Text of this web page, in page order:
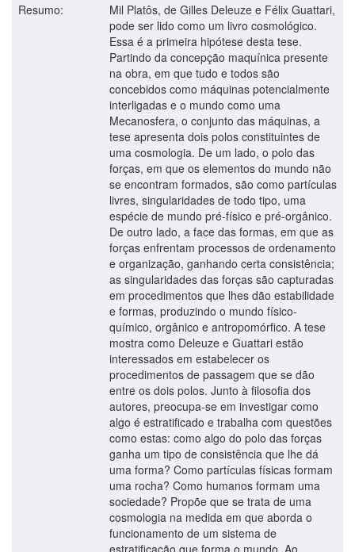
Resumo:
Mil Platôs, de Gilles Deleuze e Félix Guattari,
pode ser lido como um livro cosmológico.
Essa é a primeira hipótese desta tese.
Partindo da concepção maquínica presente
na obra, em que tudo e todos são
concebidos como máquinas potencialmente
interligadas e o mundo como uma
Mecanosfera, o conjunto das máquinas, a
tese apresenta dois polos constituintes de
uma cosmologia. De um lado, o polo das
forças, em que os elementos do mundo não
se encontram formados, são como partículas
livres, singularidades de todo tipo, uma
espécie de mundo pré-físico e pré-orgânico.
De outro lado, a face das formas, em que as
forças enfrentam processos de ordenamento
e organização, ganhando certa consistência;
as singularidades das forças são capturadas
em procedimentos que lhes dão estabilidade
e formas, produzindo o mundo físico-
químico, orgânico e antropomórfico. A tese
mostra como Deleuze e Guattari estão
interessados em estabelecer os
procedimentos de passagem que se dão
entre os dois polos. Junto à filosofia dos
autores, preocupa-se em investigar como
algo é estratificado e trabalha com questões
como estas: como algo do polo das forças
ganha um tipo de consistência que lhe dá
uma forma? Como partículas físicas formam
uma rocha? Como humanos formam uma
sociedade? Propõe que se trata de uma
cosmologia na medida em que aborda o
funcionamento de um sistema de
estratificação que forma o mundo. Ao